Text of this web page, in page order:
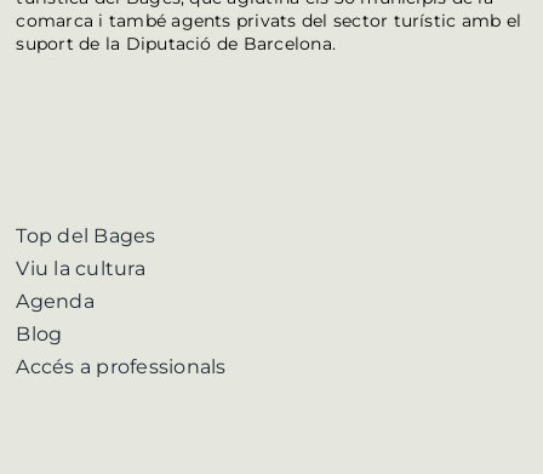
comarca i també agents privats del sector turístic amb el
suport de la Diputació de Barcelona.
Top del Bages
Viu la cultura
Agenda
Blog
Accés a professionals